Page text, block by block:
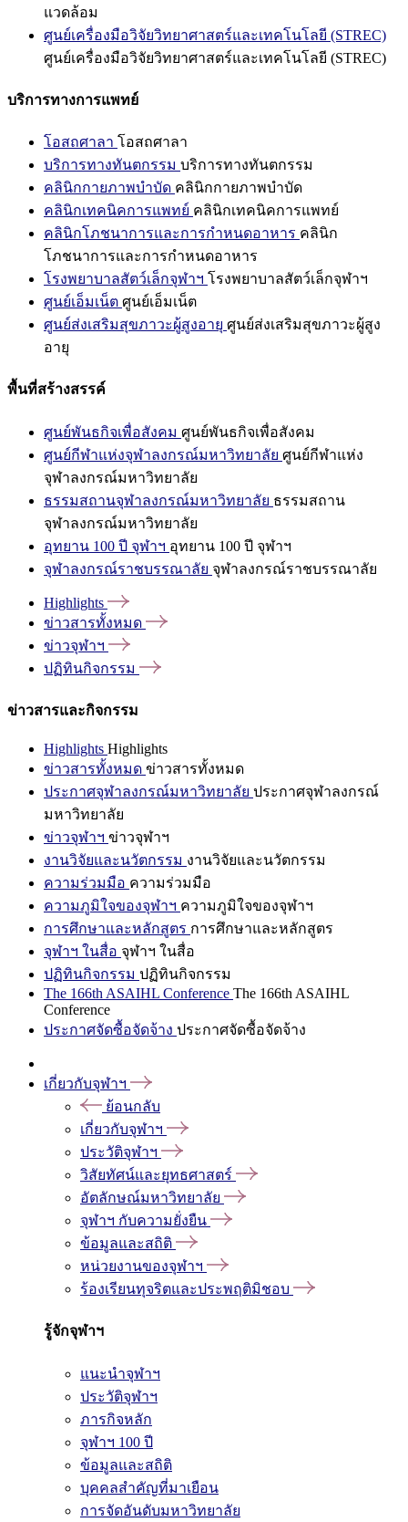
แวดล้อม
ศูนย์เครื่องมือวิจัยวิทยาศาสตร์และเทคโนโลยี (STREC)
ศูนย์เครื่องมือวิจัยวิทยาศาสตร์และเทคโนโลยี (STREC)
บริการทางการแพทย์
โอสถศาลา โอสถศาลา
บริการทางทันตกรรม บริการทางทันตกรรม
คลินิกกายภาพบำบัด คลินิกกายภาพบำบัด
คลินิกเทคนิคการแพทย์ คลินิกเทคนิคการแพทย์
คลินิกโภชนาการและการกำหนดอาหาร คลินิก
โภชนาการและการกำหนดอาหาร
โรงพยาบาลสัตว์เล็กจุฬาฯ โรงพยาบาลสัตว์เล็กจุฬาฯ
ศูนย์เอ็มเน็ต ศูนย์เอ็มเน็ต
ศูนย์ส่งเสริมสุขภาวะผู้สูงอายุ ศูนย์ส่งเสริมสุขภาวะผู้สูง
อายุ
พื้นที่สร้างสรรค์
ศูนย์พันธกิจเพื่อสังคม ศูนย์พันธกิจเพื่อสังคม
ศูนย์กีฬาแห่งจุฬาลงกรณ์มหาวิทยาลัย ศูนย์กีฬาแห่ง
จุฬาลงกรณ์มหาวิทยาลัย
ธรรมสถานจุฬาลงกรณ์มหาวิทยาลัย ธรรมสถาน
จุฬาลงกรณ์มหาวิทยาลัย
อุทยาน 100 ปี จุฬาฯ อุทยาน 100 ปี จุฬาฯ
จุฬาลงกรณ์ราชบรรณาลัย จุฬาลงกรณ์ราชบรรณาลัย
Highlights
ข่าวสารทั้งหมด
ข่าวจุฬาฯ
ปฏิทินกิจกรรม
ข่าวสารและกิจกรรม
Highlights Highlights
ข่าวสารทั้งหมด ข่าวสารทั้งหมด
ประกาศจุฬาลงกรณ์มหาวิทยาลัย ประกาศจุฬาลงกรณ์
มหาวิทยาลัย
ข่าวจุฬาฯ ข่าวจุฬาฯ
งานวิจัยและนวัตกรรม งานวิจัยและนวัตกรรม
ความร่วมมือ ความร่วมมือ
ความภูมิใจของจุฬาฯ ความภูมิใจของจุฬาฯ
การศึกษาและหลักสูตร การศึกษาและหลักสูตร
จุฬาฯ ในสื่อ จุฬาฯ ในสื่อ
ปฏิทินกิจกรรม ปฏิทินกิจกรรม
The 166th ASAIHL Conference The 166th ASAIHL
Conference
ประกาศจัดซื้อจัดจ้าง ประกาศจัดซื้อจัดจ้าง
เกี่ยวกับจุฬาฯ
ย้อนกลับ
เกี่ยวกับจุฬาฯ
ประวัติจุฬาฯ
วิสัยทัศน์และยุทธศาสตร์
อัตลักษณ์มหาวิทยาลัย
จุฬาฯ กับความยั่งยืน
ข้อมูลและสถิติ
หน่วยงานของจุฬาฯ
ร้องเรียนทุจริตและประพฤติมิชอบ
รู้จักจุฬาฯ
แนะนำจุฬาฯ
ประวัติจุฬาฯ
ภารกิจหลัก
จุฬาฯ 100 ปี
ข้อมูลและสถิติ
บุคคลสำคัญที่มาเยือน
การจัดอันดับมหาวิทยาลัย